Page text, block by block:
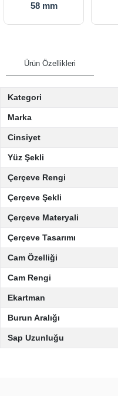
58 mm
Ürün Özellikleri
Kategori
Marka
Cinsiyet
Yüz Şekli
Çerçeve Rengi
Çerçeve Şekli
Çerçeve Materyali
Çerçeve Tasarımı
Cam Özelliği
Cam Rengi
Ekartman
Burun Aralığı
Sap Uzunluğu